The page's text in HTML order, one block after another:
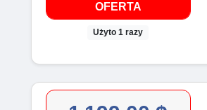
OFERTA
Użyto 1 razy